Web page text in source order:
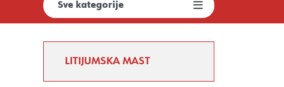
Sve kategorije
LITIJUMSKA MAST